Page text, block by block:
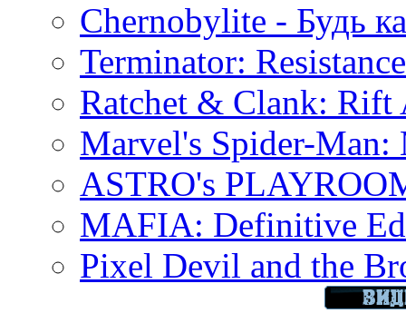
Chernobylite - Будь
Terminator:
Ratchet & Clank: Rift
Marvel's Spider-Man:
ASTRO's
MAFIA: Definitive
Pixel Devil and the